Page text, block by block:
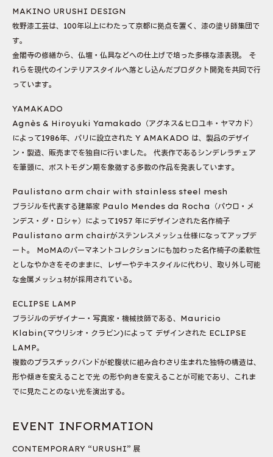
MAKINO URUSHI DESIGN
牧野漆工芸は、100年以上にわたって京都に拠点を置く、漆の塗り師集団で
す。
金閣寺の修繕から、仏壇・仏具などへの仕上げで培った多様な漆表現。 そ
れらを現代のインテリアスタイルへ落とし込んだプロダクト開発を共同で行
っています。
YAMAKADO
Agnès & Hiroyuki Yamakado（アグネス&ヒロユキ・ヤマカド）
によって1986年、パリに設立された Y AMAKADO は、製品のデザイ
ン・製造、販売までを独自に行いました。 代表作であるシンデレラチェア
を筆頭に、ポストモダン期を象徴する多数の作品を発表しています。
Paulistano arm chair with stainless steel mesh
ブラジルを代表する建築家 Paulo Mendes da Rocha（パウロ・メ
ンデス・ダ・ロシャ）によって1957 年にデザインされた名作椅子
Paulistano arm chairがステンレスメッシュ仕様になってアップデ
ート。 MoMAのパーマネントコレクションにも加わった名作椅子の柔軟性
としなやかさをそのままに、レザーやテキスタイルに代わり、取り外し可能
な金属メッシュ材が採用されている。
ECLIPSE LAMP
ブラジルのデザイナー・写真家・機械技師である、Mauricio
Klabin(マウリシオ・クラビン)によって デザインされた ECLIPSE
LAMP。
複数のプラスチックバンドが蛇腹状に組み合わさり生まれた独特の構造は、
形や傾きを変えることで光 の形や向きを変えることが可能であり、これま
でに見たことのない光を演出する。
EVENT INFORMATION
CONTEMPORARY “URUSHI” 展